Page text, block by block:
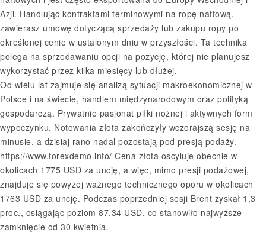
Azji. Handlując kontraktami terminowymi na ropę naftową,
zawierasz umowę dotyczącą sprzedaży lub zakupu ropy po
określonej cenie w ustalonym dniu w przyszłości. Ta technika
polega na sprzedawaniu opcji na pozycję, której nie planujesz
wykorzystać przez kilka miesięcy lub dłużej.
Od wielu lat zajmuje się analizą sytuacji makroekonomicznej w
Polsce i na świecie, handlem międzynarodowym oraz polityką
gospodarczą. Prywatnie pasjonat piłki nożnej i aktywnych form
wypoczynku. Notowania złota zakończyły wczorajszą sesję na
minusie, a dzisiaj rano nadal pozostają pod presją podaży.
https://www.forexdemo.info/ Cena złota oscyluje obecnie w
okolicach 1775 USD za uncję, a więc, mimo presji podażowej,
znajduje się powyżej ważnego technicznego oporu w okolicach
1763 USD za uncję. Podczas poprzedniej sesji Brent zyskał 1,3
proc., osiągając poziom 87,34 USD, co stanowiło najwyższe
zamknięcie od 30 kwietnia.